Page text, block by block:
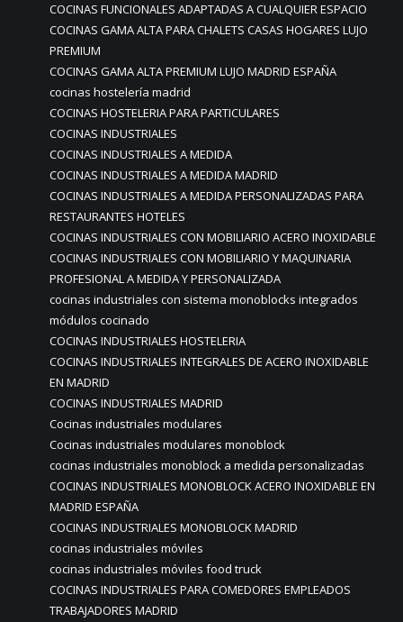
COCINAS FUNCIONALES ADAPTADAS A CUALQUIER ESPACIO
COCINAS GAMA ALTA PARA CHALETS CASAS HOGARES LUJO
PREMIUM
COCINAS GAMA ALTA PREMIUM LUJO MADRID ESPAÑA
cocinas hostelería madrid
COCINAS HOSTELERIA PARA PARTICULARES
COCINAS INDUSTRIALES
COCINAS INDUSTRIALES A MEDIDA
COCINAS INDUSTRIALES A MEDIDA MADRID
COCINAS INDUSTRIALES A MEDIDA PERSONALIZADAS PARA
RESTAURANTES HOTELES
COCINAS INDUSTRIALES CON MOBILIARIO ACERO INOXIDABLE
COCINAS INDUSTRIALES CON MOBILIARIO Y MAQUINARIA
PROFESIONAL A MEDIDA Y PERSONALIZADA
cocinas industriales con sistema monoblocks integrados
módulos cocinado
COCINAS INDUSTRIALES HOSTELERIA
COCINAS INDUSTRIALES INTEGRALES DE ACERO INOXIDABLE
EN MADRID
COCINAS INDUSTRIALES MADRID
Cocinas industriales modulares
Cocinas industriales modulares monoblock
cocinas industriales monoblock a medida personalizadas
COCINAS INDUSTRIALES MONOBLOCK ACERO INOXIDABLE EN
MADRID ESPAÑA
COCINAS INDUSTRIALES MONOBLOCK MADRID
cocinas industriales móviles
cocinas industriales móviles food truck
COCINAS INDUSTRIALES PARA COMEDORES EMPLEADOS
TRABAJADORES MADRID